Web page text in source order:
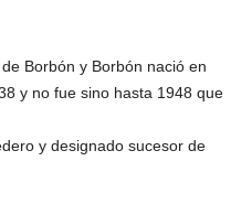
Borbón y Borbón nació en
y no fue sino hasta 1948 que
y designado sucesor de